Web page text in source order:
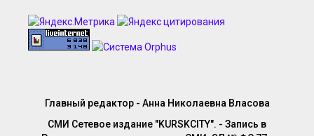
Главный редактор - Анна Николаевна Власова
СМИ Сетевое издание "KURSKCITY". - Запись в